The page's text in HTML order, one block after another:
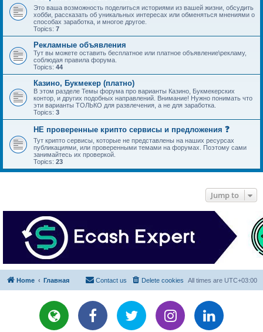
Это ваша возможность поделиться историями из вашей жизни, обсудить
хобби, рассказать об уникальных интересах или обменяться мнениями о
способах заработка, и многое другое.
Topics: 7
Рекламные объявления
Тут вы можете оставить бесплатное или платное объявление\рекламу,
соблюдая правила форума.
Topics: 44
Казино, Букмекер (платно)
В этом разделе Темы форума про варианты Казино, Букмекерских
контор, и других подобных направлений. Внимание! Нужно понимать что
эти варианты ТОЛЬКО для развлечения, а не для заработка.
Topics: 3
НЕ проверенные крипто сервисы и предложения ❓
Тут крипто сервисы, которые не представлены на наших ресурсах
публикациями, или проверенными темами на форумах. Поэтому сами
занимайтесь их проверкой.
Topics: 23
Jump to
Home Главная All times are UTC+03:00
Delete cookies
Contact us